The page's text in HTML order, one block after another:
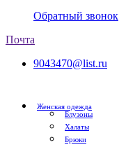
Обратный звонок
Почта
9043470@list.ru
Женская одежда
Блузоны
Халаты
Брюки